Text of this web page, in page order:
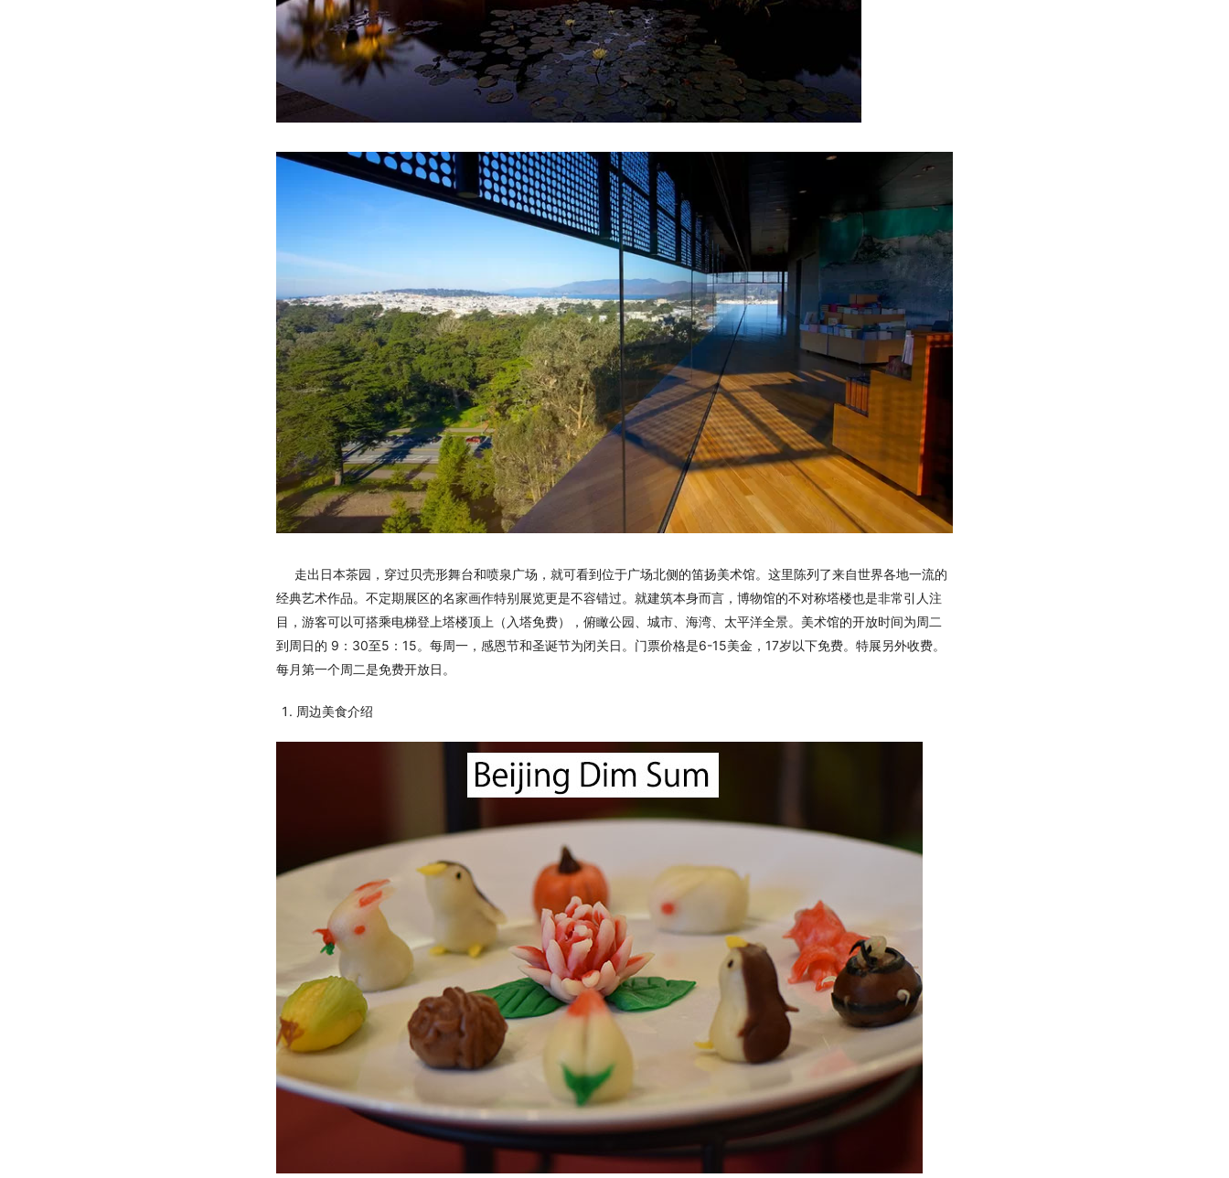
走出日本茶园，穿过贝壳形舞台和喷泉广场，就可看到位于广场北侧的笛扬美术馆。这里陈列了来自世界各地一流的
经典艺术作品。不定期展区的名家画作特别展览更是不容错过。就建筑本身而言，博物馆的不对称塔楼也是非常引人注
目，游客可以可搭乘电梯登上塔楼顶上（入塔免费），俯瞰公园、城市、海湾、太平洋全景。美术馆的开放时间为周二
到周日的 9：30至5：15。每周一，感恩节和圣诞节为闭关日。门票价格是6-15美金，17岁以下免费。特展另外收费。
每月第一个周二是免费开放日。
周边美食介绍